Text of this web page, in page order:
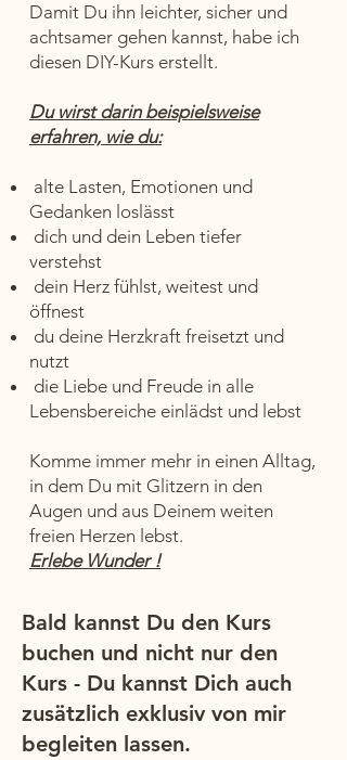
Damit Du ihn leichter, sicher und
achtsamer gehen kannst, habe ich
diesen DIY-Kurs erstellt.
Du wirst darin beispielsweise
erfahren, wie du:
alte Lasten, Emotionen und
Gedanken loslässt
dich und dein Leben tiefer
verstehst
dein Herz fühlst, weitest und
öffnest
du deine Herzkraft freisetzt und
nutzt
die Liebe und Freude in alle
Lebensbereiche einlädst und lebst
Komme immer mehr in einen Alltag,
in dem Du mit Glitzern in den
Augen und aus Deinem weiten
freien Herzen lebst.
Erlebe Wunder !
Bald kannst Du den Kurs
buchen und nicht nur den
Kurs - Du kannst Dich auch
zusätzlich exklusiv von mir
begleiten lassen.